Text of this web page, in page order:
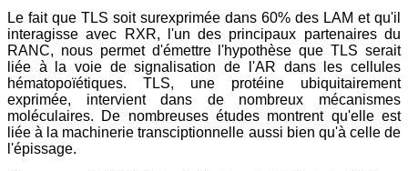
Le fait que TLS soit surexprimée dans 60% des LAM et qu'il
interagisse avec RXR, l'un des principaux partenaires du
RANC, nous permet d'émettre l'hypothèse que TLS serait
liée à la voie de signalisation de l'AR dans les cellules
hématopoïétiques.
TLS, une protéine ubiquitairement
exprimée, intervient dans de nombreux mécanismes
moléculaires. De nombreuses études montrent qu'elle est
liée à la machinerie transciptionnelle aussi bien qu'à celle de
l'épissage.